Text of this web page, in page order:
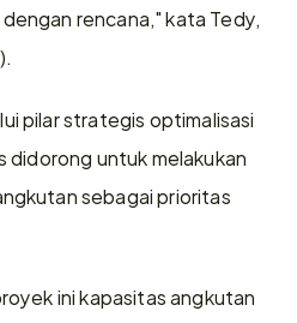
rencana," kata Tedy,
pilar strategis optimalisasi
didorong untuk melakukan
sebagai prioritas
ini kapasitas angkutan